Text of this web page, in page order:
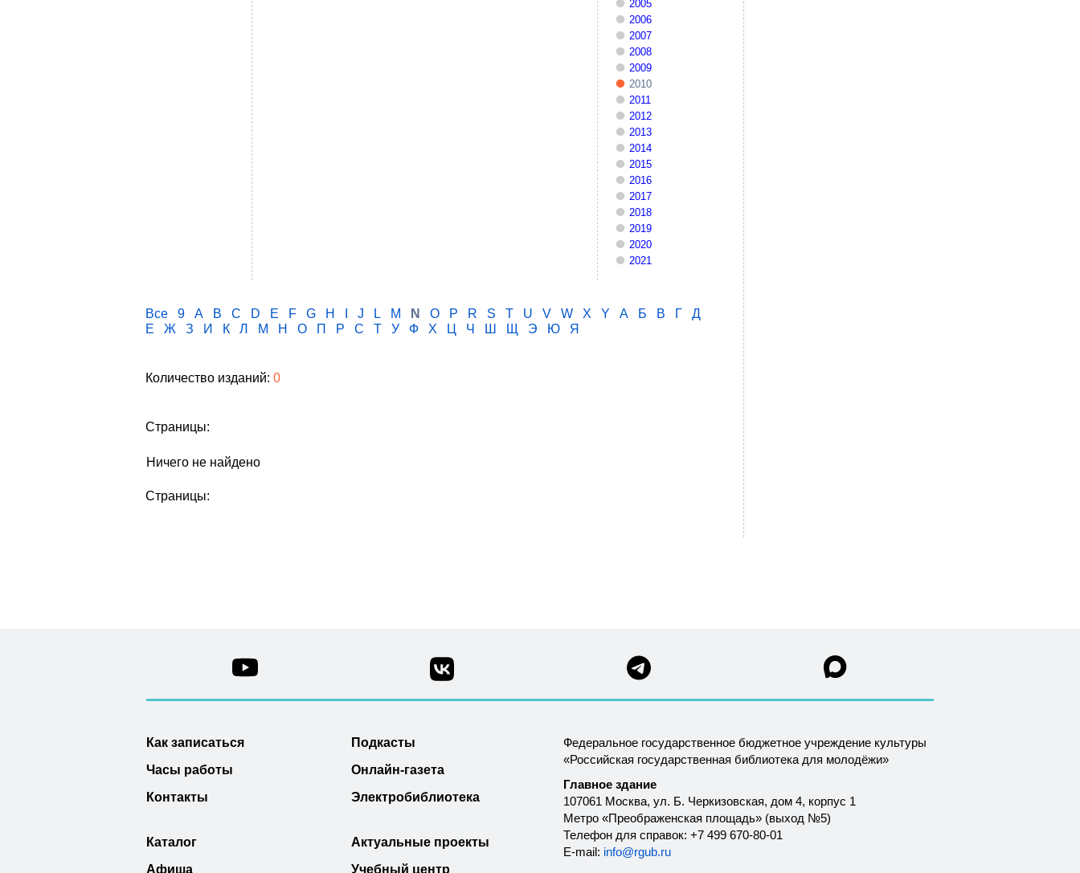
2005
2006
2007
2008
2009
2010
2011
2012
2013
2014
2015
2016
2017
2018
2019
2020
2021
Все 9 A B C D E F G H J L M N O P R S T U V W X Y А Б В Г
Д
Е
Ж З И К Л М Н О П Р С Т У Ф Х Ц Ч Ш Щ Э Ю Я
Количество изданий: 0
Страницы:
Ничего не найдено
Страницы:
Как записаться
Часы работы
Контакты
Каталог
Афиша
Подкасты
Онлайн-газета
Электробиблиотека
Актуальные проекты
Учебный центр
Федеральное государственное бюджетное учреждение культуры
«Российская государственная библиотека для молодёжи»
Главное здание
107061 Москва, ул. Б. Черкизовская, дом 4, корпус 1
Метро «Преображенская площадь» (выход №5)
Телефон для справок: +7 499 670-80-01
E-mail: info@rgub.ru